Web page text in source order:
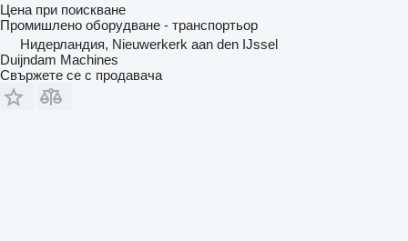
Цена при поискване
Промишлено оборудване - транспортьор
Нидерландия, Nieuwerkerk aan den IJssel
Duijndam Machines
Свържете се с продавача